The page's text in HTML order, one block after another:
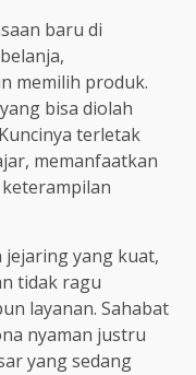
baru di
memilih produk.
bisa diolah
terletak
memanfaatkan
yang kuat,
tidak ragu
layanan. Sahabat
nyaman justru
yang sedang